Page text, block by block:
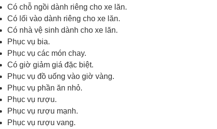
Có chỗ ngồi dành riêng cho xe lăn.
Có lối vào dành riêng cho xe lăn.
Có nhà vệ sinh dành cho xe lăn.
Phục vụ bia.
Phục vụ các món chay.
Có giờ giảm giá đặc biệt.
Phục vụ đồ uống vào giờ vàng.
Phục vụ phần ăn nhỏ.
Phục vụ rượu.
Phục vụ rượu mạnh.
Phục vụ rượu vang.